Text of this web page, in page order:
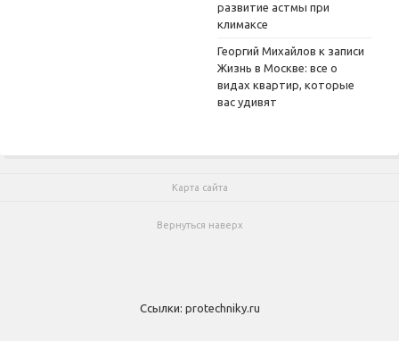
развитие астмы при
климаксе
Георгий Михайлов к записи
Жизнь в Москве: все о
видах квартир, которые
вас удивят
Карта сайта
Вернуться наверх
Ссылки: protechniky.ru